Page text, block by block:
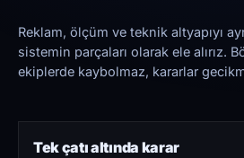
Reklam, ölçüm ve teknik altyapıyı
sistemin parçaları olarak ele alırız.
ekiplerde kaybolmaz, kararlar
Tek çatı altında karar